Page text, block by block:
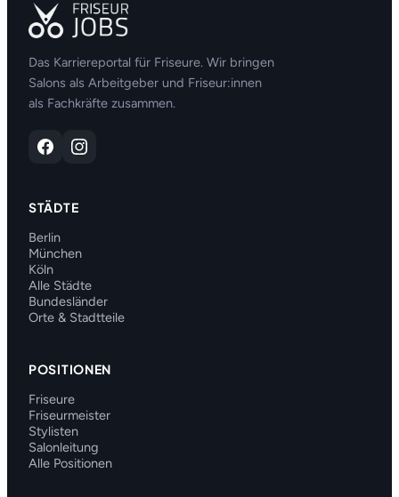
Das Karriereportal für Friseure. Wir bringen
Salons als Arbeitgeber und Friseur:innen
als Fachkräfte zusammen.
STÄDTE
Berlin
München
Köln
Alle Städte
Bundesländer
Orte & Stadtteile
POSITIONEN
Friseure
Friseurmeister
Stylisten
Salonleitung
Alle Positionen